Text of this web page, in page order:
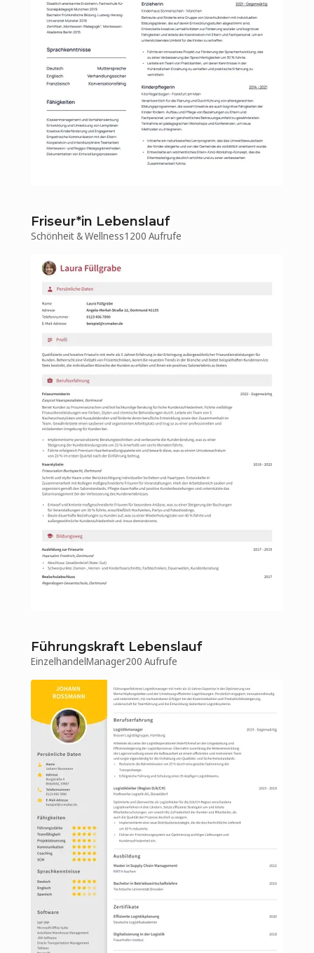
Friseur*in Lebenslauf
Schönheit & Wellness1200 Aufrufe
Führungskraft Lebenslauf
EinzelhandelManager200 Aufrufe